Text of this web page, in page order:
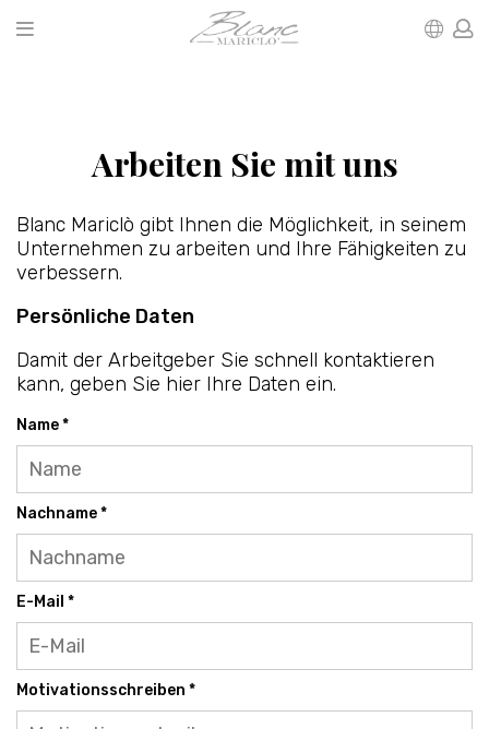
Arbeiten Sie mit uns
Blanc Mariclò gibt Ihnen die Möglichkeit, in seinem
Unternehmen zu arbeiten und Ihre Fähigkeiten zu
verbessern.
Persönliche Daten
Damit der Arbeitgeber Sie schnell kontaktieren
kann, geben Sie hier Ihre Daten ein.
Name *
Nachname *
E-Mail *
Motivationsschreiben *